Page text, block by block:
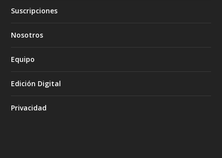
Suscripciones
Nosotros
Equipo
Edición Digital
Privacidad